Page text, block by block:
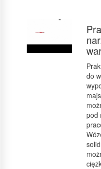
do
pod